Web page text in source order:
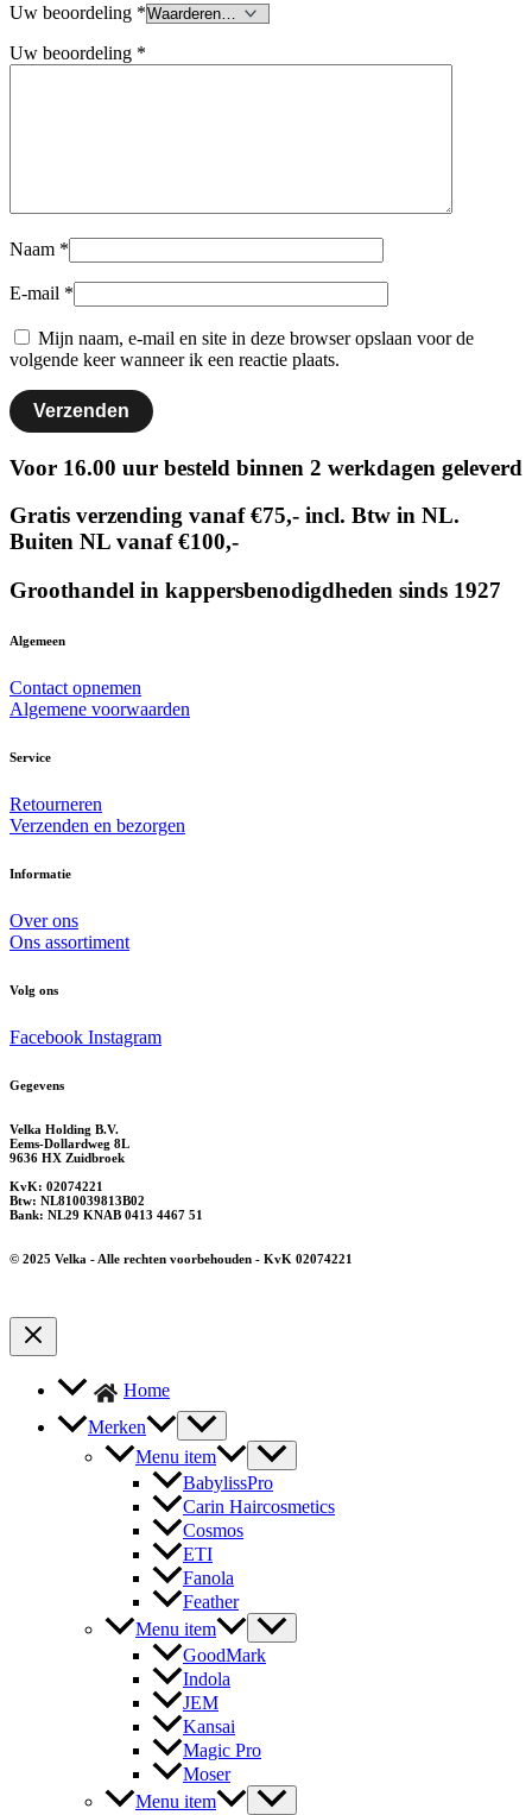
Uw beoordeling *
Uw beoordeling *
Naam *
E-mail *
Mijn naam, e-mail en site in deze browser opslaan voor de
volgende keer wanneer ik een reactie plaats.
Voor 16.00 uur besteld binnen 2 werkdagen geleverd
Gratis verzending vanaf €75,- incl. Btw in NL.
Buiten NL vanaf €100,-
Groothandel in kappersbenodigdheden sinds 1927
Algemeen
Contact opnemen
Algemene voorwaarden
Service
Retourneren
Verzenden en bezorgen
Informatie
Over ons
Ons assortiment
Volg ons
Facebook Instagram
Gegevens
Velka Holding B.V.
Eems-Dollardweg 8L
9636 HX Zuidbroek
KvK: 02074221
Btw: NL810039813B02
Bank: NL29 KNAB 0413 4467 51
© 2025 Velka - Alle rechten voorbehouden - KvK 02074221
Home
Merken
Menu item
BabylissPro
Carin Haircosmetics
Cosmos
ETI
Fanola
Feather
Menu item
GoodMark
Indola
JEM
Kansai
Magic Pro
Moser
Menu item